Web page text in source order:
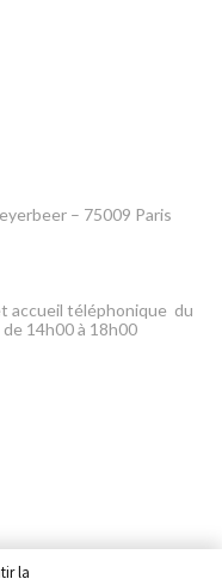
– 75009 Paris
accueil téléphonique du
14h00 à 18h00
voyage et
la